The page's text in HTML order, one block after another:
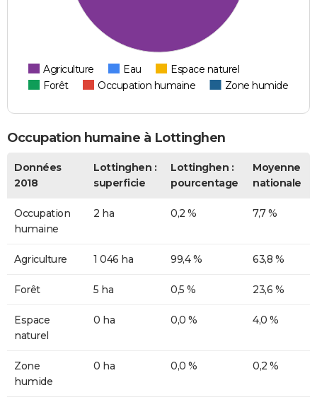
Agriculture Eau
Espace naturel
Forêt
Occupation humaine Zone humide
Occupation humaine à Lottinghen
Données
2018
Lottinghen :
superficie
Lottinghen :
pourcentage
Moyenne
nationale
Occupation
humaine
2 ha 0,2 % 7,7 %
Agriculture 1 046 ha 99,4 % 63,8 %
Forêt 5 ha 0,5 % 23,6 %
Espace
naturel
0 ha 0,0 % 4,0 %
Zone
humide
0 ha 0,0 % 0,2 %